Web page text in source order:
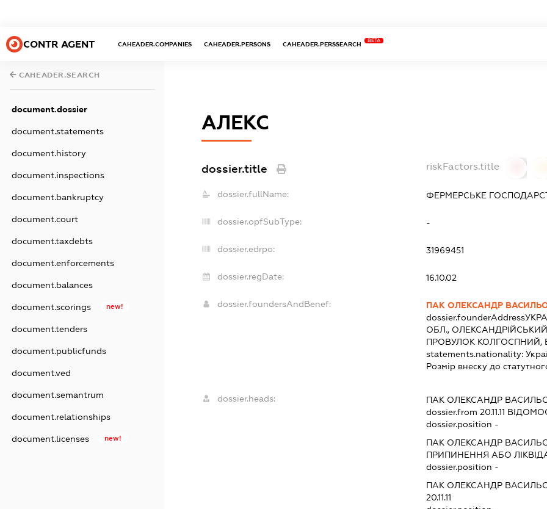
CONTR AGENT CAHEADER.COMPANIES CAHEADER.PERSONS CAHEADER.PERSSEARCH
BETA
CAHEADER.SEARCH
document.dossier
document.statements
document.history
document.inspections
document.bankruptcy
document.court
document.taxdebts
document.enforcements
document.balances
document.scorings new!
document.tenders
document.publicfunds
document.ved
document.semantrum
document.relationships
document.licenses new!
АЛЕКС
dossier.title riskFactors.title
dossier.fullName: ФЕРМЕРСЬКЕ
dossier.opfSubType: -
dossier.edrpo: 31969451
dossier.regDate: 16.10.02
dossier.foundersAndBenef:
ПАК ОЛЕКСАНДР
dossier.founderAddress
ОБЛ.,
ПРОВУЛОК КОЛГОСПНИЙ,
statements.nationality:
Розмір внеску до
dossier.heads: ПАК ОЛЕКСАНДР
dossier.from 20.11.11
dossier.position -
ПАК ОЛЕКСАНДР
ПРИПИНЕННЯ АБО
dossier.position -
ПАК ОЛЕКСАНДР
20.11.11